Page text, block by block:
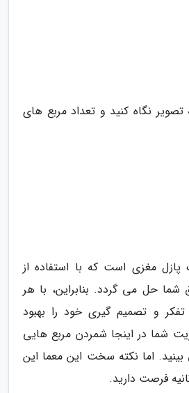
تصویر نگاه کنید و تعداد مربع های
مغزی است که با استفاده از
شما حل می گردد. بنابراین، با هر
و تصمیم گیری خود را بهبود
شما در اینجا شمردن مربع هایی
اما نکته سخت این معما این